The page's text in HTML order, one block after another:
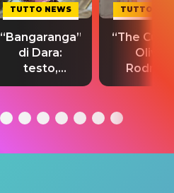
TUTTO NEWS
“Bangaranga”
di Dara:
testo,
traduzione e
del singolo
TUTTO
“The
Olivia
testo,